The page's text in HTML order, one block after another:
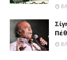
8/
8/